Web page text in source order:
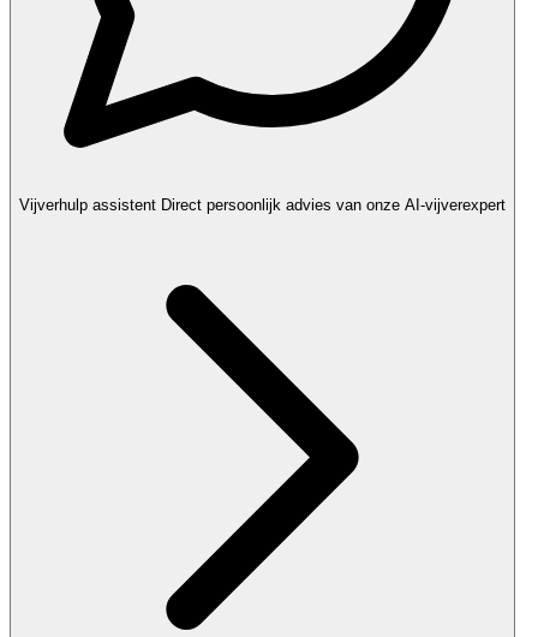
Vijverhulp assistent Direct persoonlijk advies van onze AI-vijverexpert